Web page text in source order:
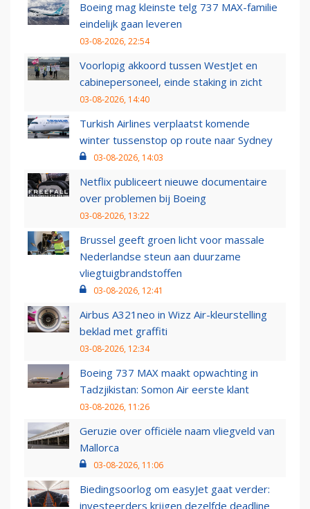
Boeing mag kleinste telg 737 MAX-familie
eindelijk gaan leveren
03-08-2026, 22:54
Voorlopig akkoord tussen WestJet en
cabinepersoneel, einde staking in zicht
03-08-2026, 14:40
Turkish Airlines verplaatst komende
winter tussenstop op route naar Sydney
03-08-2026, 14:03
Netflix publiceert nieuwe documentaire
over problemen bij Boeing
03-08-2026, 13:22
Brussel geeft groen licht voor massale
Nederlandse steun aan duurzame
vliegtuigbrandstoffen
03-08-2026, 12:41
Airbus A321neo in Wizz Air-kleurstelling
beklad met graffiti
03-08-2026, 12:34
Boeing 737 MAX maakt opwachting in
Tadzjikistan: Somon Air eerste klant
03-08-2026, 11:26
Geruzie over officiële naam vliegveld van
Mallorca
03-08-2026, 11:06
Biedingsoorlog om easyJet gaat verder:
investeerders krijgen dezelfde deadline